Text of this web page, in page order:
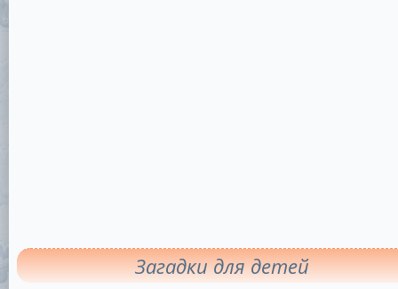
Загадки для детей